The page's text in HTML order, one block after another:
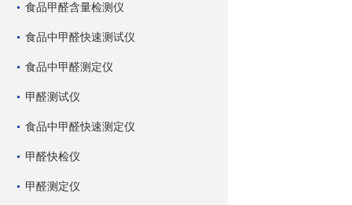
食品甲醛含量检测仪
食品中甲醛快速测试仪
食品中甲醛测定仪
甲醛测试仪
食品中甲醛快速测定仪
甲醛快检仪
甲醛测定仪